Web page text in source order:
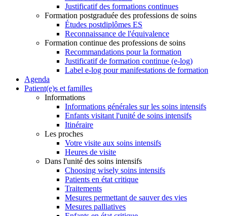
Justificatif des formations continues
Formation postgraduée des professions de soins
Études postdiplômes ES
Reconnaissance de l'équivalence
Formation continue des professions de soins
Recommandations pour la formation
Justificatif de formation continue (e-log)
Label e-log pour manifestations de formation
Agenda
Patient(e)s et familles
Informations
Informations générales sur les soins intensifs
Enfants visitant l'unité de soins intensifs
Itinéraire
Les proches
Votre visite aux soins intensifs
Heures de visite
Dans l'unité des soins intensifs
Choosing wisely soins intensifs
Patients en état critique
Traitements
Mesures permettant de sauver des vies
Mesures palliatives